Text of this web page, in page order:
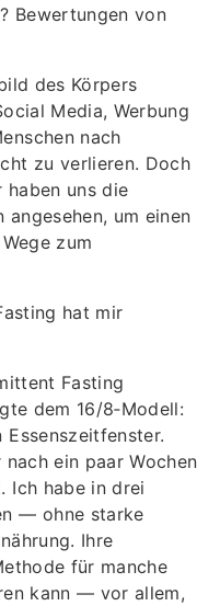
Bewertungen von
des Körpers
Media, Werbung
nach
zu verlieren. Doch
uns die
um einen
zum
hat mir
Fasting
dem 16/8‑Modell:
Essenszeitfenster.
ein paar Wochen
Ich habe in drei
— ohne starke
Ihre
für manche
kann — vor allem,